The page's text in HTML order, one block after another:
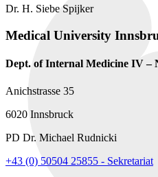
Dr. H. Siebe Spijker
Medical University
Dept. of Internal Medicine IV –
Anichstrasse 35
6020 Innsbruck
PD Dr. Michael Rudnicki
+43 (0) 50504 25855 - Sekretariat